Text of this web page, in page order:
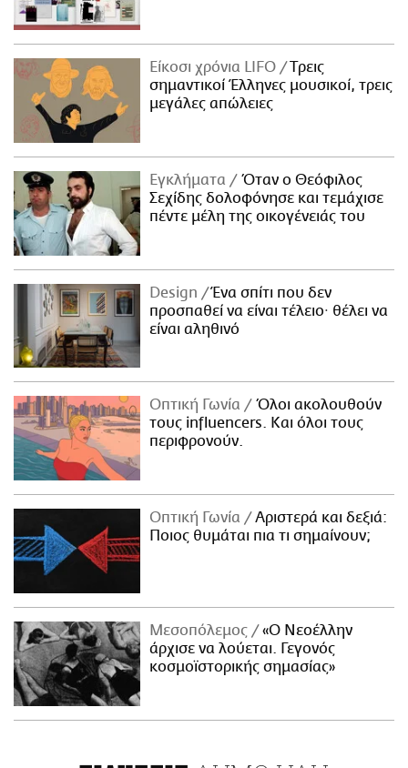
Είκοσι χρόνια LIFO
Tρεις
σημαντικοί Έλληνες μουσικοί, τρεις
μεγάλες απώλειες
Εγκλήματα
Όταν ο Θεόφιλος
Σεχίδης δολοφόνησε και τεμάχισε
πέντε μέλη της οικογένειάς του
Design
Ένα σπίτι που δεν
προσπαθεί να είναι τέλειο· θέλει να
είναι αληθινό
Οπτική Γωνία
Όλοι ακολουθούν
τους influencers. Και όλοι τους
περιφρονούν.
Οπτική Γωνία
Αριστερά και δεξιά:
Ποιος θυμάται πια τι σημαίνουν;
Μεσοπόλεμος
«Ο Νεοέλλην
άρχισε να λούεται. Γεγονός
κοσμοϊστορικής σημασίας»